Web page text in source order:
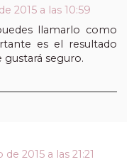
2015 a las 10:59
llamarlo como
es el resultado
seguro.
2015 a las 21:21